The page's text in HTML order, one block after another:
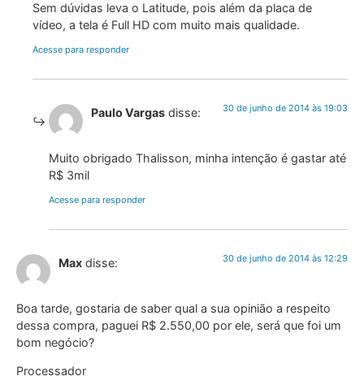
Sem dúvidas leva o Latitude, pois além da placa de
vídeo, a tela é Full HD com muito mais qualidade.
Acesse para responder
Paulo Vargas disse: 30 de junho de 2014 às 19:03
Muito obrigado Thalisson, minha intenção é gastar até
R$ 3mil
Acesse para responder
Max disse: 30 de junho de 2014 às 12:29
Boa tarde, gostaria de saber qual a sua opinião a respeito
dessa compra, paguei R$ 2.550,00 por ele, será que foi um
bom negócio?
Processador